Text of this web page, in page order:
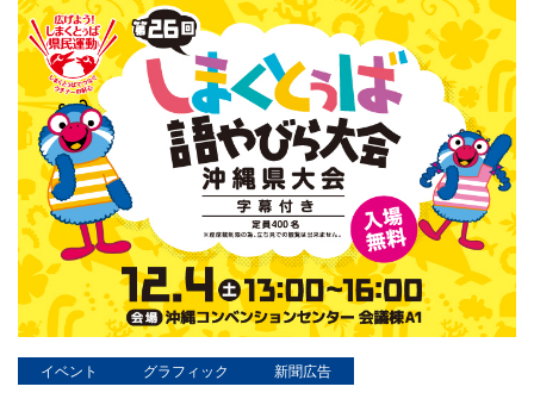
イベント グラフィック 新聞広告